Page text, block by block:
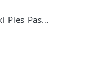
Bluza damska z kapturem Berneński Pies Pasterski Origami